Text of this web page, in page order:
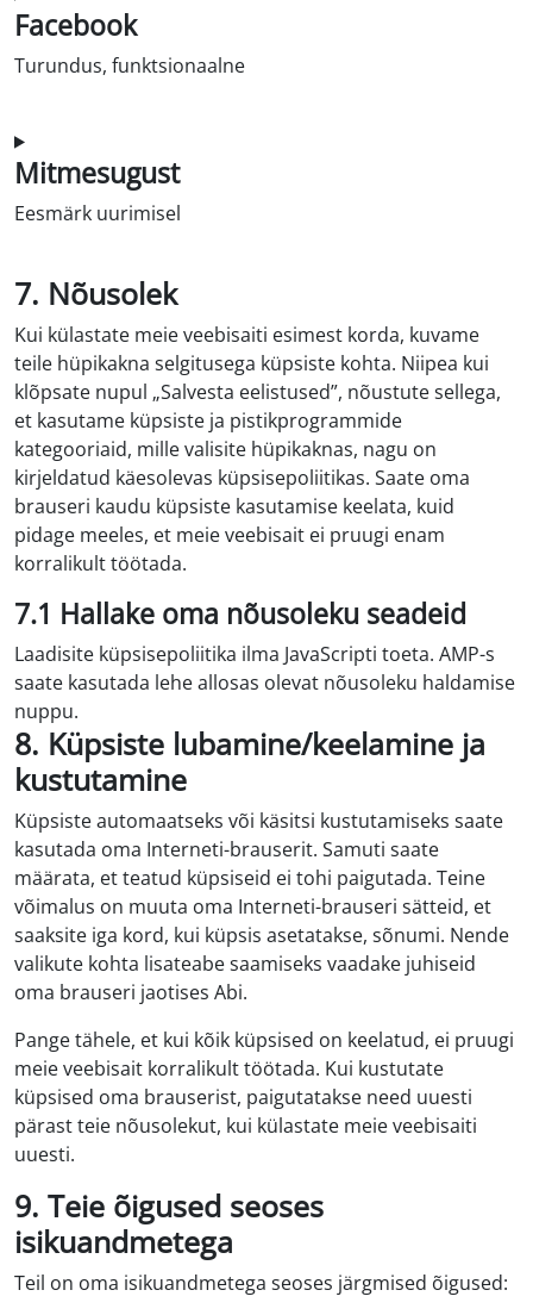
Facebook
Turundus, funktsionaalne
Nõusolek facebooki teenindamiseks
Mitmesugust
Eesmärk uurimisel
Nõusolek mitmesuguse teenuse osutamiseks
7. Nõusolek
Kui külastate meie veebisaiti esimest korda, kuvame
teile hüpikakna selgitusega küpsiste kohta. Niipea kui
klõpsate nupul „Salvesta eelistused”, nõustute sellega,
et kasutame küpsiste ja pistikprogrammide
kategooriaid, mille valisite hüpikaknas, nagu on
kirjeldatud käesolevas küpsisepoliitikas. Saate oma
brauseri kaudu küpsiste kasutamise keelata, kuid
pidage meeles, et meie veebisait ei pruugi enam
korralikult töötada.
7.1 Hallake oma nõusoleku seadeid
Laadisite küpsisepoliitika ilma JavaScripti toeta. AMP-s
saate kasutada lehe allosas olevat nõusoleku haldamise
nuppu.
8. Küpsiste lubamine/keelamine ja
kustutamine
Küpsiste automaatseks või käsitsi kustutamiseks saate
kasutada oma Interneti-brauserit. Samuti saate
määrata, et teatud küpsiseid ei tohi paigutada. Teine
võimalus on muuta oma Interneti-brauseri sätteid, et
saaksite iga kord, kui küpsis asetatakse, sõnumi. Nende
valikute kohta lisateabe saamiseks vaadake juhiseid
oma brauseri jaotises Abi.
Pange tähele, et kui kõik küpsised on keelatud, ei pruugi
meie veebisait korralikult töötada. Kui kustutate
küpsised oma brauserist, paigutatakse need uuesti
pärast teie nõusolekut, kui külastate meie veebisaiti
uuesti.
9. Teie õigused seoses
isikuandmetega
Teil on oma isikuandmetega seoses järgmised õigused: